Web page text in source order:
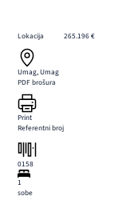
Lokacija
Umag, Umag
PDF brošura
Print
Referentni broj
0158
265.196 €
1
sobe